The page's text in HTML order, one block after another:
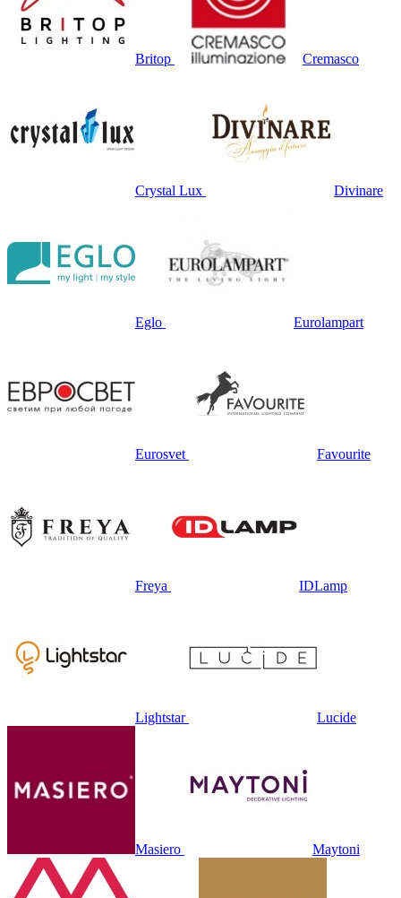
Britop Cremasco
Crystal Lux Divinare
Eglo Eurolampart
Eurosvet Favourite
Freya IDLamp
Lightstar Lucide
Masiero Maytoni